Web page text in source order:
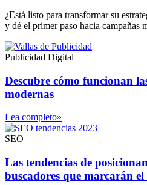
¿Está listo para transformar su
y dé el primer paso hacia campañas
Publicidad Digital
Descubre cómo funcionan
modernas
Lea completo»
SEO
Las tendencias de
buscadores que marcarán el